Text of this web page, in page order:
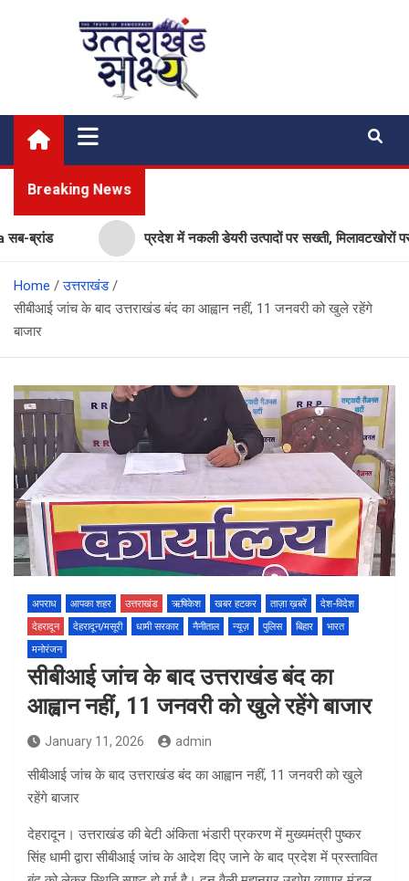
Uttarakhand Shakshya
My News Portal
Breaking News
प्रदेश में नकली डेयरी उत्पादों पर सख्ती, मिलावटखोरों पर
Home
उत्तराखंड
सीबीआई जांच के बाद उत्तराखंड बंद का आह्वान नहीं, 11 जनवरी को खुले रहेंगे
बाजार
अपराध आपका शहर उत्तराखंड ऋषिकेश खबर हटकर ताज़ा ख़बरें
देश-विदेश
देहरादून
देहरादून/मसूरी धामी सरकार नैनीताल न्यूज़ पुलिस बिहार
भारत
मनोरंजन
सीबीआई जांच के बाद उत्तराखंड बंद का
आह्वान नहीं, 11 जनवरी को खुले रहेंगे बाजार
January 11, 2026 admin
सीबीआई जांच के बाद उत्तराखंड बंद का आह्वान नहीं, 11 जनवरी को खुले
रहेंगे बाजार
देहरादून। उत्तराखंड की बेटी अंकिता भंडारी प्रकरण में मुख्यमंत्री पुष्कर
सिंह धामी द्वारा सीबीआई जांच के आदेश दिए जाने के बाद प्रदेश में प्रस्तावित